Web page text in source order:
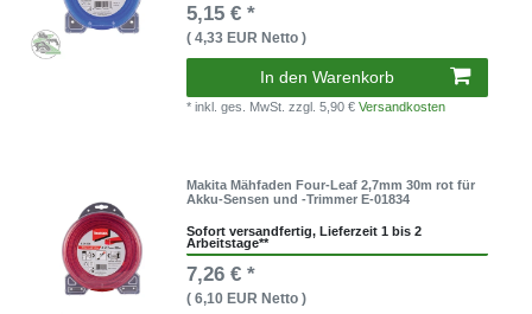
5,15 € *
( 4,33 EUR Netto )
In den Warenkorb
* inkl. ges. MwSt.zzgl. 5,90 €Versandkosten
Makita Mähfaden Four-Leaf 2,7mm 30m rot für
Akku-Sensen und -Trimmer E-01834
Sofort versandfertig, Lieferzeit 1 bis 2
Arbeitstage**
7,26 € *
( 6,10 EUR Netto )